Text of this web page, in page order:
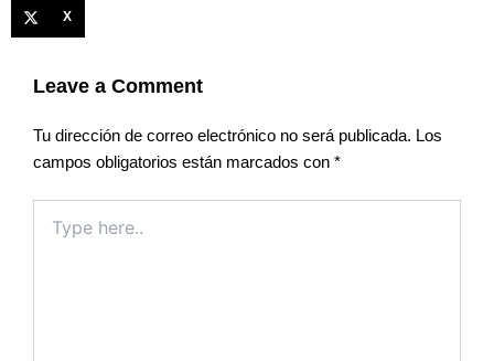
X
Leave a Comment
Tu dirección de correo electrónico no será publicada. Los
campos obligatorios están marcados con *
here..